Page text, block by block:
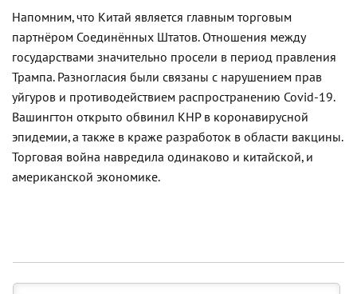
Напомним, что Китай является главным торговым
партнёром Соединённых Штатов. Отношения между
государствами значительно просели в период правления
Трампа. Разногласия были связаны с нарушением прав
уйгуров и противодействием распространению Covid-19.
Вашингтон открыто обвинил КНР в коронавирусной
эпидемии, а также в краже разработок в области вакцины.
Торговая война навредила одинаково и китайской, и
американской экономике.